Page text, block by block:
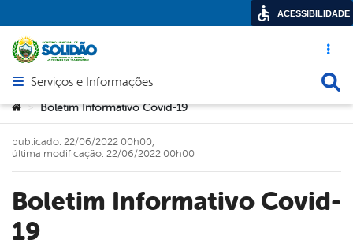
Acesso
Abrir menu principal de navegação
Serviços e Informações
Você está aqui:
> Boletim Informativo Covid-19
Boletim Informativo Covid-
19
publicado: 22/06/2022 00h00,
última modificação: 22/06/2022 00h00
ACESSIBILIDADE